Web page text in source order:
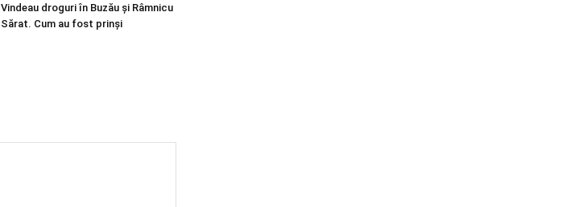
Vindeau droguri în Buzău și Râmnicu
Sărat. Cum au fost prinși